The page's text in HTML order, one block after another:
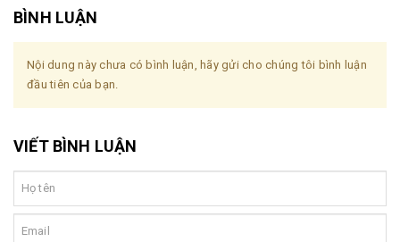
BÌNH LUẬN
Nội dung này chưa có bình luận, hãy gửi cho chúng tôi bình luận
đầu tiên của bạn.
VIẾT BÌNH LUẬN